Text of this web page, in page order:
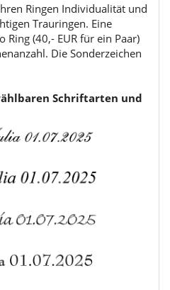
Ringen Individualität und
Trauringen. Eine
Ring (40,- EUR für ein Paar)
Die Sonderzeichen
Schriftarten und